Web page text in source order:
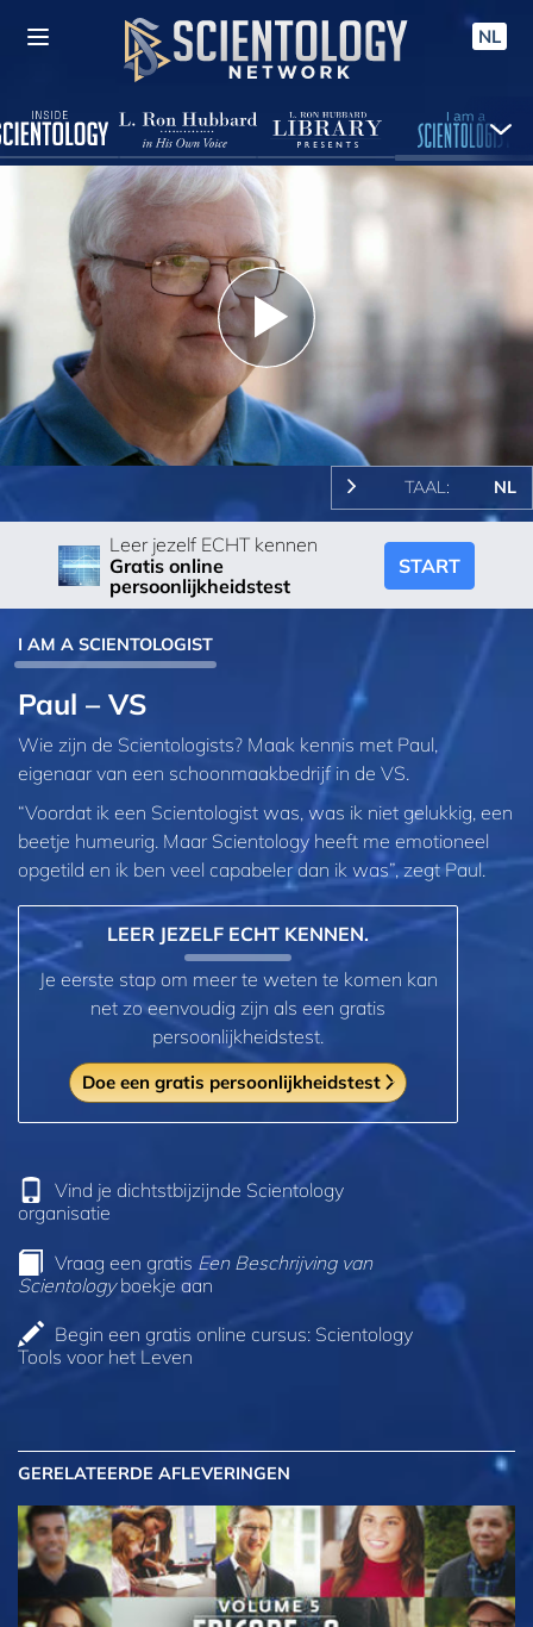
NL
Play
Video
TAAL: NL
Leer jezelf ECHT kennen
Gratis online
persoonlijkheidstest
START
I AM A SCIENTOLOGIST
Paul – VS
Wie zijn de Scientologists? Maak kennis met Paul,
eigenaar van een schoonmaakbedrijf in de VS.
“Voordat ik een Scientologist was, was ik niet gelukkig, een
beetje humeurig. Maar Scientology heeft me emotioneel
opgetild en ik ben veel capabeler dan ik was”, zegt Paul.
LEER JEZELF ECHT KENNEN.
Je eerste stap om meer te weten te komen kan
net zo eenvoudig zijn als een gratis
persoonlijkheidstest.
Doe een gratis persoonlijkheidstest
Vind je dichtstbijzijnde Scientology
organisatie
Vraag een gratis Een Beschrijving van
Scientologyboekje aan
Begin een gratis online cursus: Scientology
Tools voor het Leven
GERELATEERDE AFLEVERINGEN